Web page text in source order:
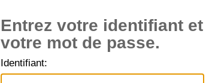
Entrez votre identifiant et
votre mot de passe.
dentifiant: